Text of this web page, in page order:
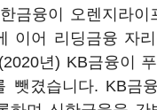
금융이 오렌지라이
이어 리딩금융 자리
년) KB금융이
뺏겼습니다. KB금